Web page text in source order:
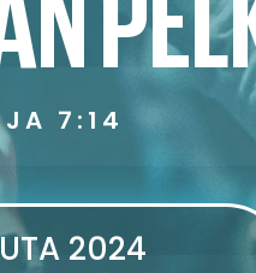
7:14
2024